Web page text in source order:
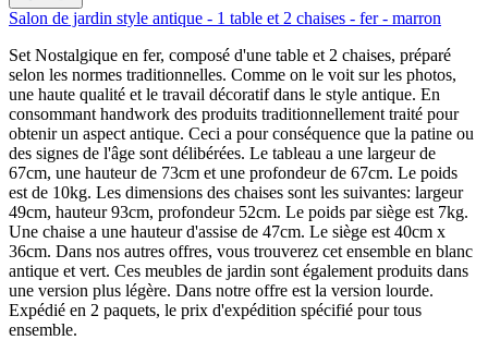
Salon de jardin style antique - 1 table et 2 chaises - fer - marron
Set Nostalgique en fer, composé d'une table et 2 chaises, préparé
selon les normes traditionnelles. Comme on le voit sur les photos,
une haute qualité et le travail décoratif dans le style antique. En
consommant handwork des produits traditionnellement traité pour
obtenir un aspect antique. Ceci a pour conséquence que la patine ou
des signes de l'âge sont délibérées. Le tableau a une largeur de
67cm, une hauteur de 73cm et une profondeur de 67cm. Le poids
est de 10kg. Les dimensions des chaises sont les suivantes: largeur
49cm, hauteur 93cm, profondeur 52cm. Le poids par siège est 7kg.
Une chaise a une hauteur d'assise de 47cm. Le siège est 40cm x
36cm. Dans nos autres offres, vous trouverez cet ensemble en blanc
antique et vert. Ces meubles de jardin sont également produits dans
une version plus légère. Dans notre offre est la version lourde.
Expédié en 2 paquets, le prix d'expédition spécifié pour tous
ensemble.